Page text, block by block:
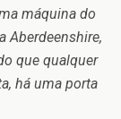
máquina do
Aberdeenshire,
que qualquer
há uma porta